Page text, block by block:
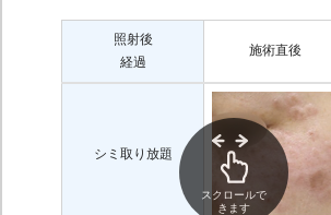
※引用元：
照射後
経過
施術直後
シミ取り放題
スクロールで
きます